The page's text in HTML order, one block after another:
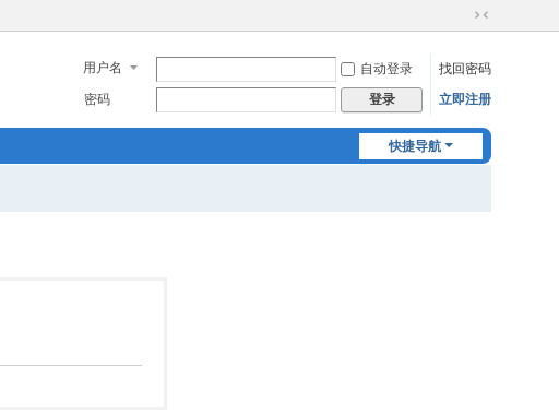
切
到
窄
用户名 自动登录
找回密码
密码
登录 立即注册
快捷导航